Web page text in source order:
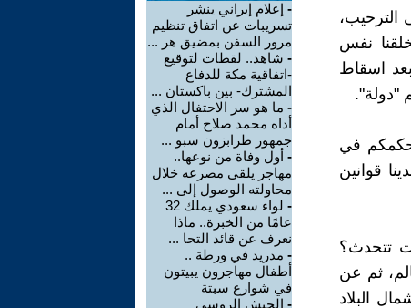
الترحيب،
نفس
بعد اسقاط
"دولة".
في
قوانين
تتحدث؟
ثم عن
البلاد
- إعلام إيراني ينشر
تسريبات عن اتفاق تنظيم
مرور السفن بمضيق هر ...
- شاهد.. لقطات لتوقيع
-اتفاقية مكة للدفاع
المشترك- بين باكستان ...
- ما هو سر الاحتفال الذي
أداه محمد صلاح أمام
جمهور طرابزون سبو ...
- أول وفاة من نوعها..
مهاجر يلقى مصرعه خلال
محاولته الوصول إلى ...
-
لواء سعودي يملك 32
عامًا من الخبرة.. ماذا
نعرف عن قائد التحا ...
- مدريد في ورطة ..
أطفال مهاجرون يبيتون
في شوارع سبتة
- الجيش الروسي